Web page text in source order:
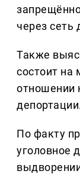
через сеть
Также
состоит на
отношении
По факту
уголовное